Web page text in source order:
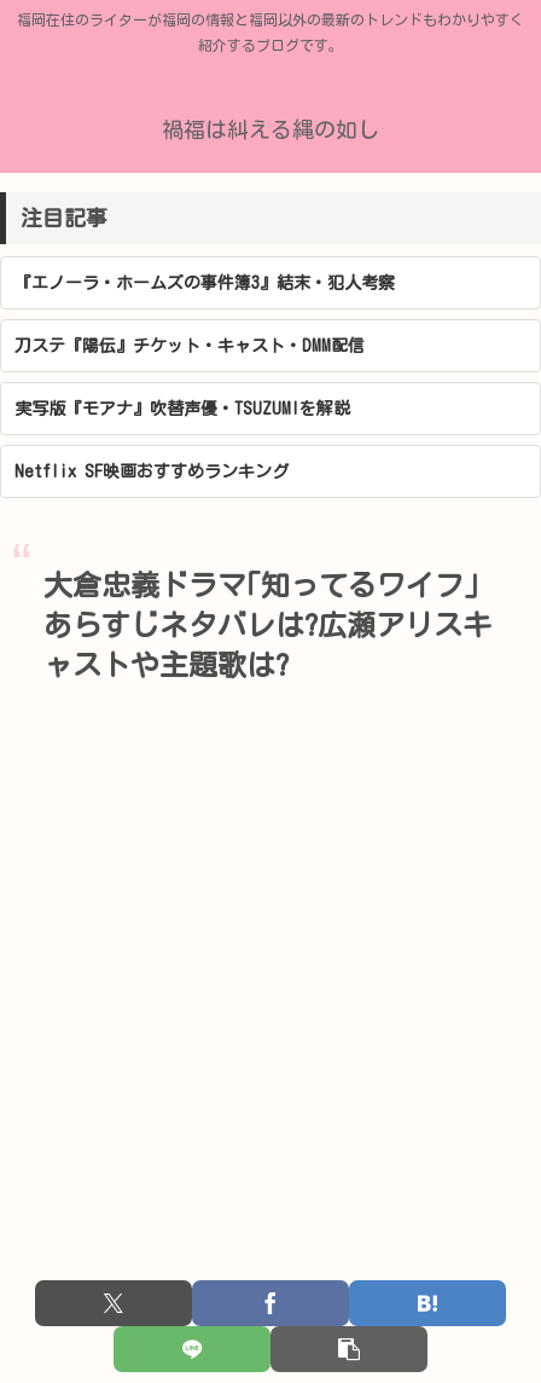
福岡在住のライターが福岡の情報と福岡以外の最新のトレンドもわかりやすく
紹介するブログです。
禍福は糾える縄の如し
注目記事
『エノーラ・ホームズの事件簿3』結末・犯人考察
刀ステ『陽伝』チケット・キャスト・DMM配信
実写版『モアナ』吹替声優・TSUZUMIを解説
Netflix SF映画おすすめランキング
大倉忠義ドラマ｢知ってるワイフ｣
あらすじネタバレは?広瀬アリスキ
ャストや主題歌は?